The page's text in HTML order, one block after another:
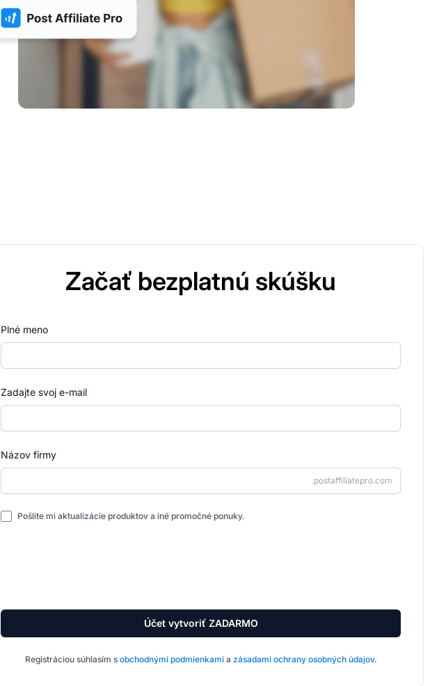
Začať bezplatnú skúšku
Plné meno
Zadajte svoj e-mail
Názov firmy
.postaffiliatepro.com
Pošlite mi aktualizácie produktov a iné promočné ponuky.
Účet vytvoriť ZADARMO
Registráciou súhlasím s obchodnými podmienkamia zásadami ochrany osobných údajov.